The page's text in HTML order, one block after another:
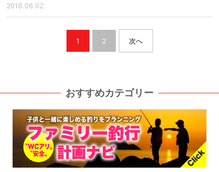
2018.06.02
1 2 次へ
おすすめカテゴリー